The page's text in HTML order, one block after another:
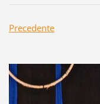
Precedente